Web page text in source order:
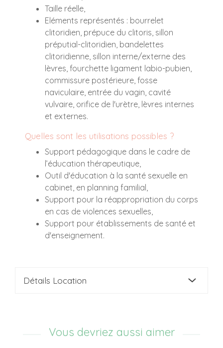
Taille réelle,
Eléments représentés : bourrelet
clitoridien, prépuce du clitoris, sillon
préputial-clitoridien, bandelettes
clitoridienne, sillon interne/externe des
lèvres, fourchette ligament labio-pubien,
commissure postérieure, fosse
naviculaire, entrée du vagin, cavité
vulvaire, orifice de l'urètre, lèvres internes
et externes.
Quelles sont les utilisations possibles ?
Support pédagogique dans le cadre de
l’éducation thérapeutique,
Outil d'éducation à la santé sexuelle en
cabinet, en planning familial,
Support pour la réappropriation du corps
en cas de violences sexuelles,
Support pour établissements de santé et
d'enseignement.
Détails Location
Vous devriez aussi aimer